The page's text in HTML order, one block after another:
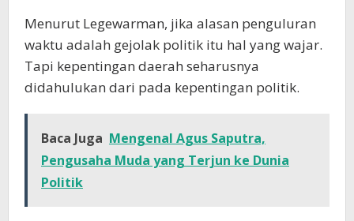
Menurut Legewarman, jika alasan penguluran
waktu adalah gejolak politik itu hal yang wajar.
Tapi kepentingan daerah seharusnya
didahulukan dari pada kepentingan politik.
Baca Juga Mengenal Agus Saputra,
Pengusaha Muda yang Terjun ke Dunia
Politik